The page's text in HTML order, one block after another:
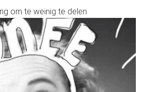
om te weinig te delen